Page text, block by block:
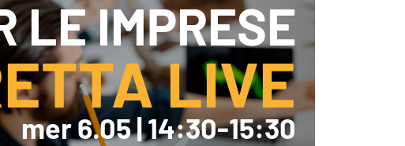
LE IMPRESE
LIVE
mer 6.05 | 14:30-15:30